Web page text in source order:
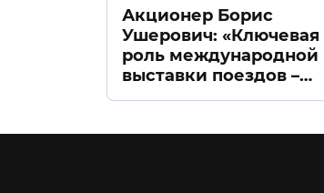
Акционер Борис
Ушерович: «Ключевая
роль международной
выставки поездов –
поиск ответов на